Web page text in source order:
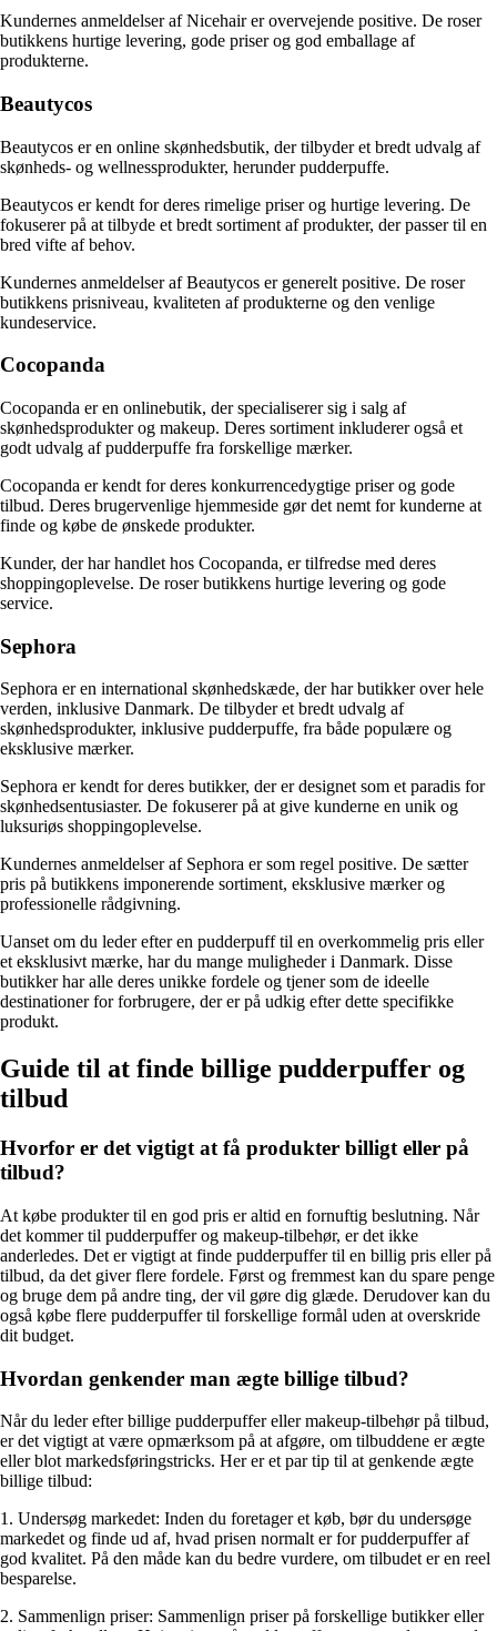
Kundernes anmeldelser af Nicehair er overvejende positive. De roser
butikkens hurtige levering, gode priser og god emballage af
produkterne.
Beautycos
Beautycos er en online skønhedsbutik, der tilbyder et bredt udvalg af
skønheds- og wellnessprodukter, herunder pudderpuffe.
Beautycos er kendt for deres rimelige priser og hurtige levering. De
fokuserer på at tilbyde et bredt sortiment af produkter, der passer til en
bred vifte af behov.
Kundernes anmeldelser af Beautycos er generelt positive. De roser
butikkens prisniveau, kvaliteten af produkterne og den venlige
kundeservice.
Cocopanda
Cocopanda er en onlinebutik, der specialiserer sig i salg af
skønhedsprodukter og makeup. Deres sortiment inkluderer også et
godt udvalg af pudderpuffe fra forskellige mærker.
Cocopanda er kendt for deres konkurrencedygtige priser og gode
tilbud. Deres brugervenlige hjemmeside gør det nemt for kunderne at
finde og købe de ønskede produkter.
Kunder, der har handlet hos Cocopanda, er tilfredse med deres
shoppingoplevelse. De roser butikkens hurtige levering og gode
service.
Sephora
Sephora er en international skønhedskæde, der har butikker over hele
verden, inklusive Danmark. De tilbyder et bredt udvalg af
skønhedsprodukter, inklusive pudderpuffe, fra både populære og
eksklusive mærker.
Sephora er kendt for deres butikker, der er designet som et paradis for
skønhedsentusiaster. De fokuserer på at give kunderne en unik og
luksuriøs shoppingoplevelse.
Kundernes anmeldelser af Sephora er som regel positive. De sætter
pris på butikkens imponerende sortiment, eksklusive mærker og
professionelle rådgivning.
Uanset om du leder efter en pudderpuff til en overkommelig pris eller
et eksklusivt mærke, har du mange muligheder i Danmark. Disse
butikker har alle deres unikke fordele og tjener som de ideelle
destinationer for forbrugere, der er på udkig efter dette specifikke
produkt.
Guide til at finde billige pudderpuffer og
tilbud
Hvorfor er det vigtigt at få produkter billigt eller på
tilbud?
At købe produkter til en god pris er altid en fornuftig beslutning. Når
det kommer til pudderpuffer og makeup-tilbehør, er det ikke
anderledes. Det er vigtigt at finde pudderpuffer til en billig pris eller på
tilbud, da det giver flere fordele. Først og fremmest kan du spare penge
og bruge dem på andre ting, der vil gøre dig glæde. Derudover kan du
også købe flere pudderpuffer til forskellige formål uden at overskride
dit budget.
Hvordan genkender man ægte billige tilbud?
Når du leder efter billige pudderpuffer eller makeup-tilbehør på tilbud,
er det vigtigt at være opmærksom på at afgøre, om tilbuddene er ægte
eller blot markedsføringstricks. Her er et par tip til at genkende ægte
billige tilbud:
1. Undersøg markedet: Inden du foretager et køb, bør du undersøge
markedet og finde ud af, hvad prisen normalt er for pudderpuffer af
god kvalitet. På den måde kan du bedre vurdere, om tilbudet er en reel
besparelse.
2. Sammenlign priser: Sammenlign priser på forskellige butikker eller